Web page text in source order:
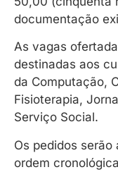
documentação
As vagas
destinadas aos
da Computação,
Fisioterapia,
Serviço Social.
Os pedidos
ordem